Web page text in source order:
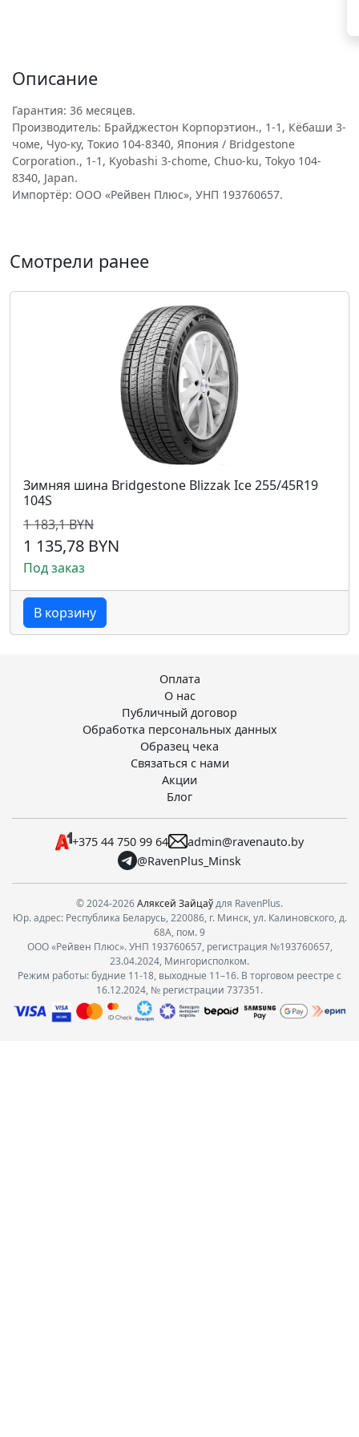
Описание
Гарантия: 36 месяцев.
Производитель: Брайджестон Корпорэтион., 1-1, Кёбаши 3-
чоме, Чуо-ку, Токио 104-8340, Япония / Bridgestone
Corporation., 1-1, Kyobashi 3-chome, Chuo-ku, Tokyo 104-
8340, Japan.
Импортёр: ООО «Рейвен Плюс», УНП 193760657.
Смотрели ранее
Зимняя шина Bridgestone Blizzak Ice 255/45R19
104S
1 183,1 BYN
1 135,78 BYN
Под заказ
В корзину
Оплата
О нас
Публичный договор
Обработка персональных данных
Образец чека
Связаться с нами
Акции
Блог
+375 44 750 99 64
admin@ravenauto.by
@RavenPlus_Minsk
© 2024-2026Аляксей Зайцаўдля RavenPlus.
Юр. адрес: Республика Беларусь, 220086, г. Минск, ул. Калиновского, д.
68А, пом. 9
ООО «Рейвен Плюс». УНП 193760657, регистрация №193760657,
23.04.2024, Мингорисполком.
Режим работы: будние 11-18, выходные 11–16. В торговом реестре с
16.12.2024, № регистрации 737351.